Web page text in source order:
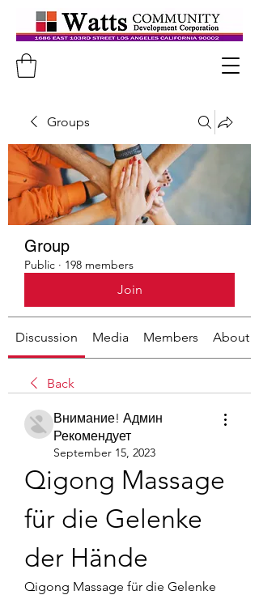
Groups
Group
Public · 198 members
Join
Discussion Media Members About
Back
Внимание! Админ
Рекомендует
September 15, 2023
Qigong Massage
für die Gelenke
der Hände
Qigong Massage für die Gelenke